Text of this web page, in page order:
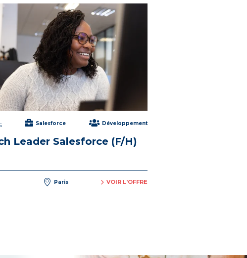
Salesforce Développement
Leader Salesforce (F/H)
Paris VOIR L'OFFRE